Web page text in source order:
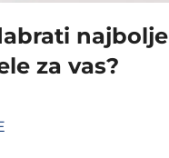
najbolje
za vas?